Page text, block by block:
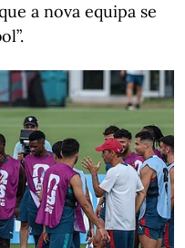
a nova equipa se